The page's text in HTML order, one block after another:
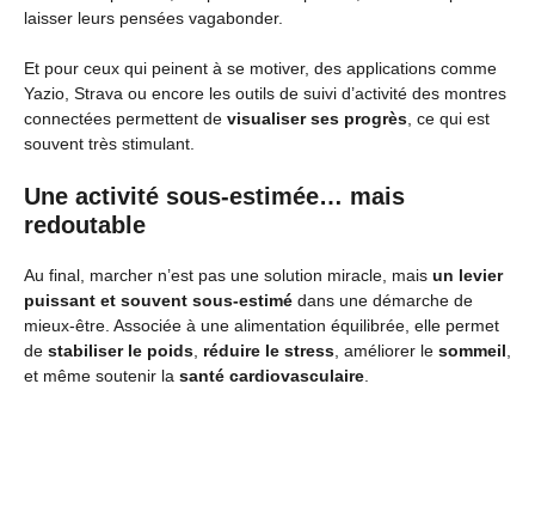
laisser leurs pensées vagabonder.
Et pour ceux qui peinent à se motiver, des applications comme
Yazio, Strava ou encore les outils de suivi d’activité des montres
connectées permettent de visualiser ses progrès , ce qui est
souvent très stimulant.
Une activité sous-estimée… mais
redoutable
Au final, marcher n’est pas une solution miracle, mais un levier
puissant et souvent sous-estimé dans une démarche de
mieux-être. Associée à une alimentation équilibrée, elle permet
de stabiliser le poids réduire le stress , améliorer le sommeil
et même soutenir la santé cardiovasculaire